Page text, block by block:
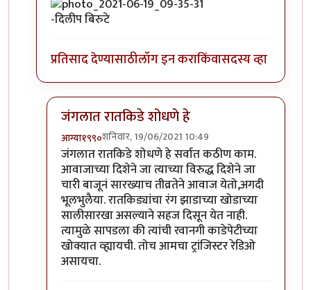
-दिलीप बिरुटे
प्रतिसाद देण्यासाठीलॉग इन कराकिंवासदस्य व्हा
जंगलात रातकिडे शोधणे हे
आग्या१९९०शनिवार, 19/06/2021 10:49
In reply toमस्त....!byप्रा.डॉ.दिलीप बिरुटे
जंगलात रातकिडे शोधणे हे सर्वात कठीण काम.
आवाजाच्या दिशेने जा त्याच्या विरुद्ध दिशेने जा
चारी बाजूनं सारख्याच तीव्रतेने आवाज येतो,अगदी
भूलभुलैया. रातकिड्यांचा रंग झाडाच्या खोडाच्या
सालीसारखा असल्याने सहज दिसून येत नाही.
त्यामुळे सापडला की त्यांची रवानगी काडेपेटीच्या
खोक्यात व्ह्यायची. तोच आमचा ट्रांजिस्टर रेडिओ
असायचा.